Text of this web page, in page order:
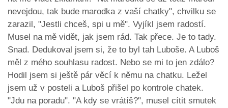
nevejdou, tak bude marodka z vaší chatky", chvilku se
zarazil, "Jestli chceš, spi u mě". Vyjíkl jsem radostí.
Musel na mě vidět, jak jsem rád. Tak přece. Je to tady.
Snad. Dedukoval jsem si, že to byl tah Luboše. A Luboš
měl z mého souhlasu radost. Nebo se mi to jen zdálo?
Hodil jsem si ještě pár věcí k němu na chatku. Ležel
jsem už v posteli a Luboš přišel po kontrole chatek.
"Jdu na poradu". "A kdy se vrátíš?", musel cítit smutek